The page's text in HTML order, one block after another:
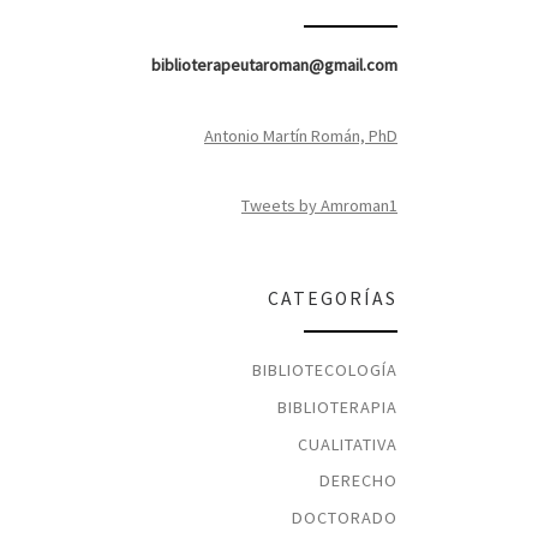
biblioterapeutaroman@gmail.com
Antonio Martín Román, PhD
Tweets by Amroman1
CATEGORÍAS
BIBLIOTECOLOGÍA
BIBLIOTERAPIA
CUALITATIVA
DERECHO
DOCTORADO